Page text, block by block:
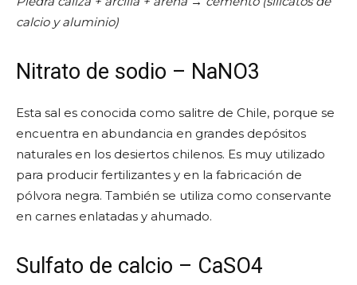
calcio y aluminio)
Nitrato de sodio – NaNO3
Esta sal es conocida como salitre de Chile, porque se
encuentra en abundancia en grandes depósitos
naturales en los desiertos chilenos. Es muy utilizado
para producir fertilizantes y en la fabricación de
pólvora negra. También se utiliza como conservante
en carnes enlatadas y ahumado.
Sulfato de calcio – CaSO4